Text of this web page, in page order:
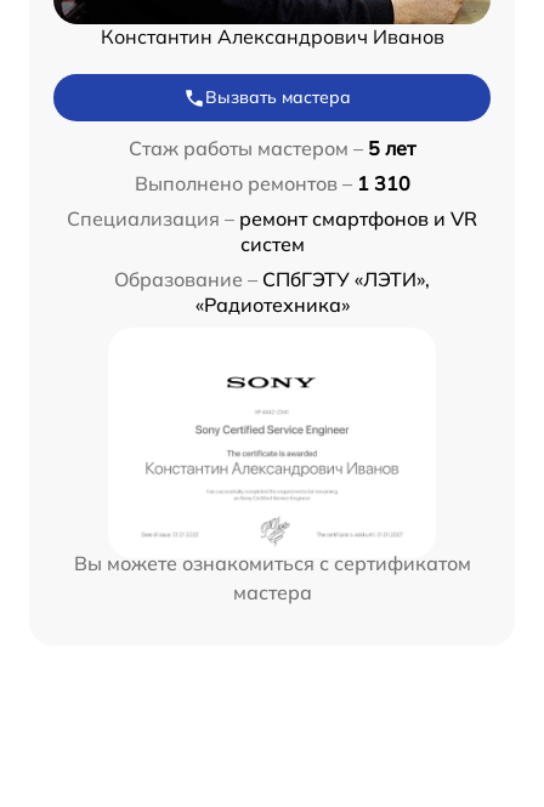
Константин Александрович Иванов
Вызвать мастера
Стаж работы мастером – 5 лет
Выполнено ремонтов – 1 310
Специализация – ремонт смартфонов и VR
систем
Образование – СПбГЭТУ «ЛЭТИ»,
«Радиотехника»
Вы можете ознакомиться с сертификатом
мастера